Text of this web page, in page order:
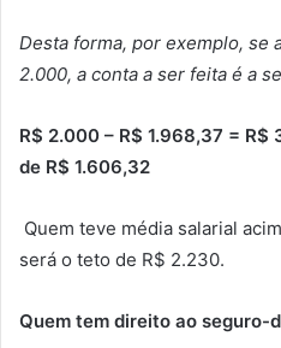
Desta forma, por exemplo, se
2.000, a conta a ser feita é a
R$ 2.000 – R$ 1.968,37 = R$
de R$ 1.606,32
Quem teve média salarial
será o teto de R$ 2.230.
Quem tem direito ao seguro-